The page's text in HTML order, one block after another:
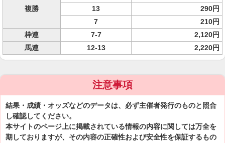
複勝
13
290円
7
210円
枠連
7-7
2,120円
馬連
12-13 2,220円
注意事項
結果・成績・オッズなどのデータは、必ず主催者発行のものと照合
し確認してください。
本サイトのページ上に掲載されている情報の内容に関しては万全を
期しておりますが、その内容の正確性および安全性を保証するもの